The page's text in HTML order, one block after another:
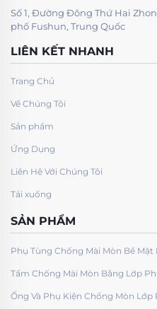
Số 1, Đường Đông Thứ Hai
phố Fushun, Trung Quốc
LIÊN KẾT NHANH
Trang Chủ
Về Chúng Tôi
Sản phẩm
Ứng Dụng
Liên Hệ Với Chúng Tôi
Tải xuống
SẢN PHẨM
Phụ Tùng Chống Mài Mòn Bề
Tấm Chống Mài Mòn Bằng Lớp
Ống Và Phụ Kiện Chống Mòn Lớp